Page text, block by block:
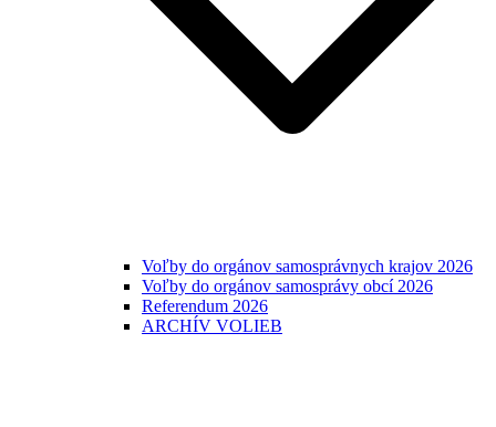
Voľby do orgánov samosprávnych krajov 2026
Voľby do orgánov samosprávy obcí 2026
Referendum 2026
ARCHÍV VOLIEB